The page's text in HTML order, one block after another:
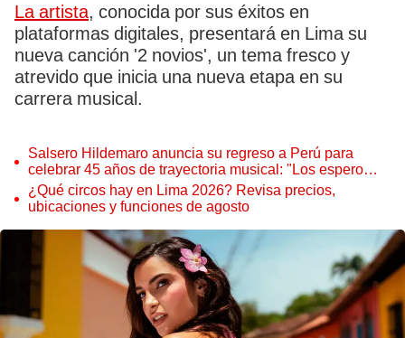
La artista, conocida por sus éxitos en
plataformas digitales, presentará en Lima su
nueva canción '2 novios', un tema fresco y
atrevido que inicia una nueva etapa en su
carrera musical.
Salsero Hildemaro anuncia su regreso a Perú para
celebrar 45 años de trayectoria musical: "Los espero
para cantar con todos ustedes”
¿Qué circos hay en Lima 2026? Revisa precios,
ubicaciones y funciones de agosto